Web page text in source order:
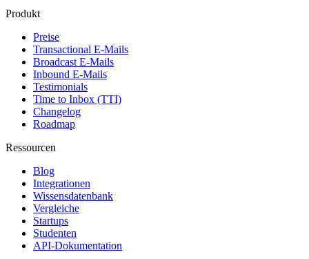
Produkt
Preise
Transactional E-Mails
Broadcast E-Mails
Inbound E-Mails
Testimonials
Time to Inbox (TTI)
Changelog
Roadmap
Ressourcen
Blog
Integrationen
Wissensdatenbank
Vergleiche
Startups
Studenten
API-Dokumentation